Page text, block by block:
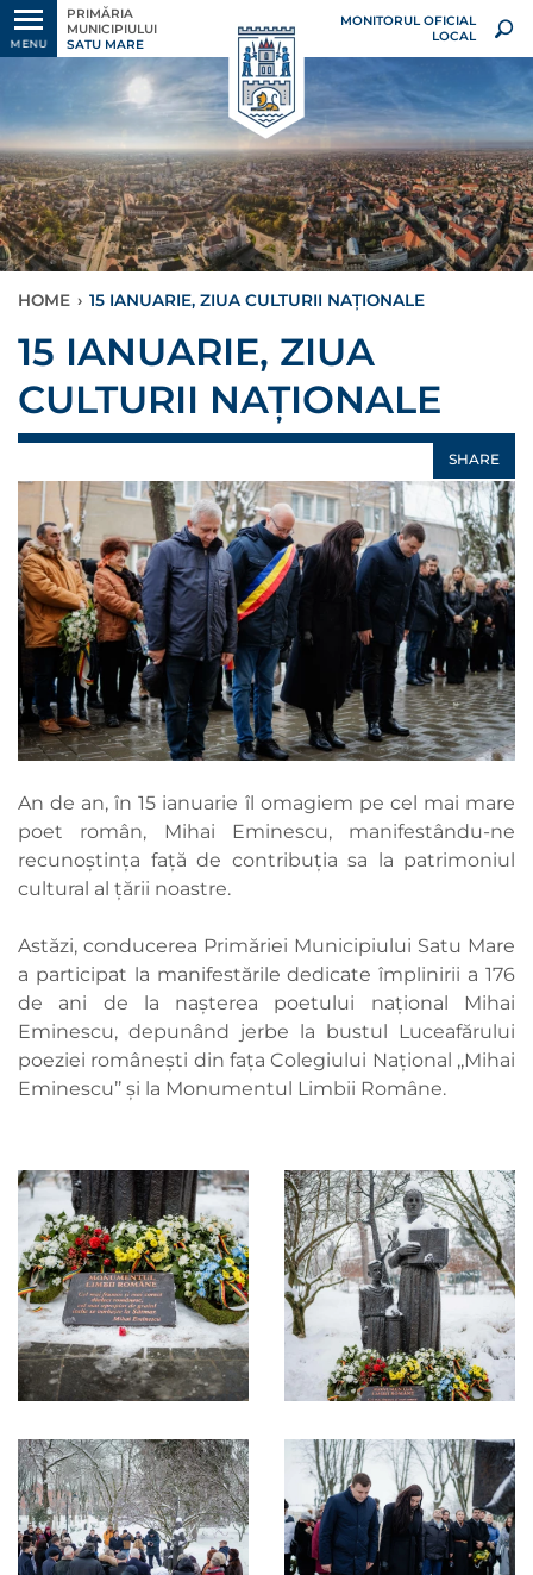
MENU
PRIMĂRIA
MUNICIPIULUI
SATU MARE
MONITORUL OFICIAL
LOCAL
HOME › 15 IANUARIE, ZIUA CULTURII NAȚIONALE
15 IANUARIE, ZIUA
CULTURII NAȚIONALE
SHARE
An de an, în 15 ianuarie îl omagiem pe cel mai mare
poet român, Mihai Eminescu, manifestându-ne
recunoștința față de contribuția sa la patrimoniul
cultural al țării noastre.
Astăzi, conducerea Primăriei Municipiului Satu Mare
a participat la manifestările dedicate împlinirii a 176
de ani de la nașterea poetului național Mihai
Eminescu, depunând jerbe la bustul Luceafărului
poeziei românești din fața Colegiului Național ,,Mihai
Eminescu’’ și la Monumentul Limbii Române.